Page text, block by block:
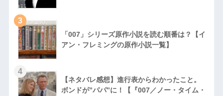
3
「007」シリーズ原作小説を読む順番は？【イ
アン・フレミングの原作小説一覧】
4
【ネタバレ感想】進行表からわかったこと。
ボンドが”パパ”に！【『007／ノー・タイム・